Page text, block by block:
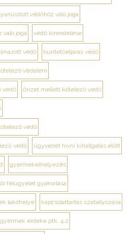
védőhöz való joga
való joga védő kirendelése
védő büntetőeljárás védő
védelem
védő őrizet mellett kötelező védő
védő
védő ügyvédet hívni kihallgatás előtt
gyermekelhelyezés
felügyelet gyakorlása
lakóhelye kapcsolattartás szabályozása
gyermek érdeke ptk. 4:2